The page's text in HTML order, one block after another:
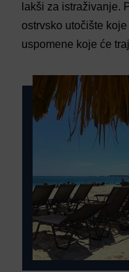
lakši za istraživanje.
ostrvsko utočište
uspomene koje će